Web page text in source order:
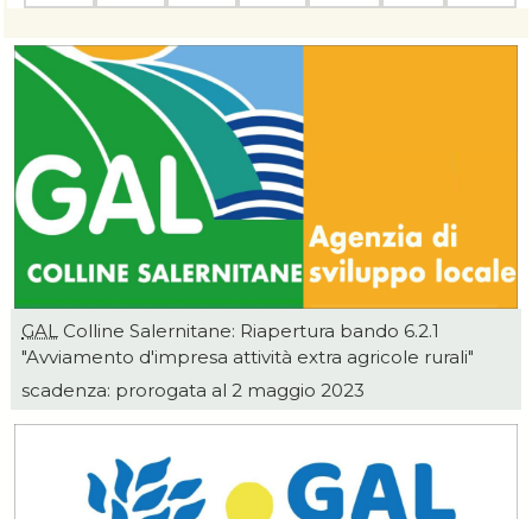
GAL Colline Salernitane: Riapertura bando 6.2.1
"Avviamento d'impresa attività extra agricole rurali"
scadenza: prorogata al 2 maggio 2023